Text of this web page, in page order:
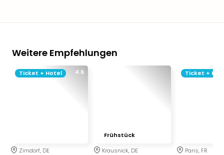
Weitere Empfehlungen
4.6
Ticket + Hotel
Zirndorf, DE
Frühstück
Krausnick, DE
Ticket +
Paris, FR